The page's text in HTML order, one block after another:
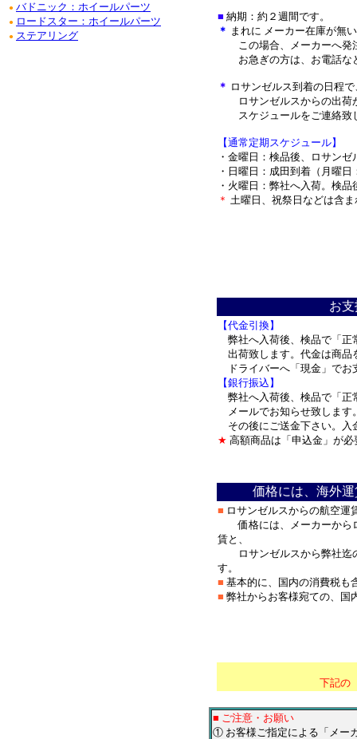
■ 納期：約２週間です。
＊ まれに メーカー在庫が無
この場合、メーカーへ発
お急ぎの方は、お電話な
＊ ロサンゼルス到着の日程
ロサンゼルスからの出荷
スケジュールをご連絡致
【通常定期スケジュール】
・金曜日：検品後、ロサン
・日曜日：成田到着（月曜日
・火曜日：弊社へ入荷。検
＊ 土曜日、祝祭日などは含
お
【代金引換】
弊社へ入荷後、検品で「正
出荷致します。代金は商品
ドライバーへ「現金」で
【銀行振込】
弊社へ入荷後、検品で「正
メールでお知らせ致します
その後にご送金下さい。入
★ 高額商品は「申込金」が
価格には、海外
■ ロサンゼルスからの航空運
価格には、メーカーから
賃と、
ロサンゼルスから弊社迄
す。
■ 基本的に、国内の消費税も
■ 弊社からお客様宛ての、国
下記の
■ ご注意・お願い
① お客様ご指定による「メー
● バドニック：ホイールパーツ
● ロードスター：ホイールパーツ
● ステアリング